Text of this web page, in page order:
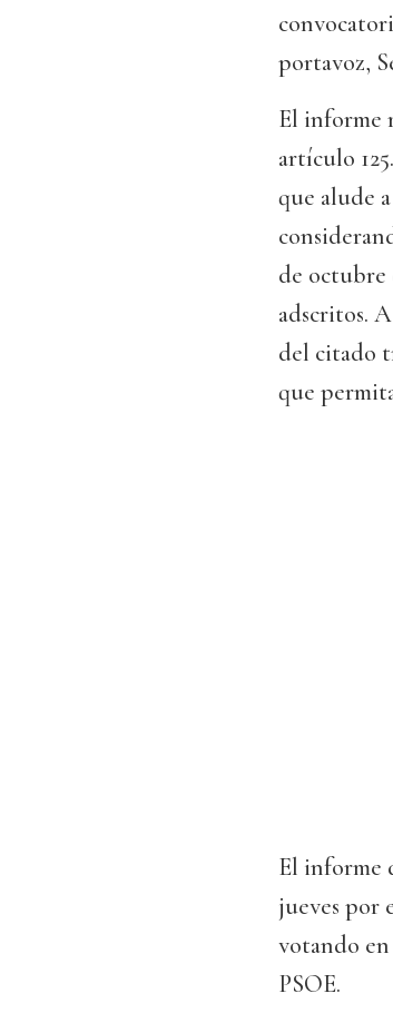
portavoz,
El informe
artículo
que alude
de octubre
adscritos.
del citado
que
El informe
jueves por
votando
PSOE.